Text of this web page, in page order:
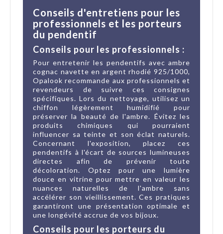
Conseils d'entretiens pour les
professionnels et les porteurs
du pendentif
Conseils pour les professionnels :
Pour entretenir les pendentifs avec ambre
cognac navette en argent rhodié 925/1000,
Opalook recommande aux professionnels et
revendeurs de suivre ces consignes
spécifiques. Lors du nettoyage, utilisez un
chiffon légèrement humidifié pour
préserver la beauté de l'ambre. Évitez les
produits chimiques qui pourraient
influencer sa teinte et son éclat naturels.
Concernant l'exposition, placez ces
pendentifs à l'écart de sources lumineuses
directes afin de prévenir toute
décoloration. Optez pour une lumière
douce en vitrine pour mettre en valeur les
nuances naturelles de l'ambre sans
accélérer son vieillissement. Ces pratiques
garantiront une présentation optimale et
une longévité accrue de vos bijoux.
Conseils pour les porteurs du